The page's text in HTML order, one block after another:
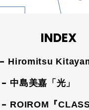
INDEX
Hiromitsu
中島美嘉「光」
ROIROM『